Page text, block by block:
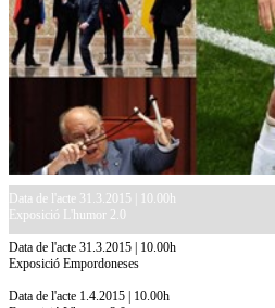
Data de l'acte 31.3.2015 | 10.00h
Exposició L'humor 2.0
Data de l'acte 31.3.2015 | 10.00h
Exposició Empordoneses
Data de l'acte 1.4.2015 | 10.00h